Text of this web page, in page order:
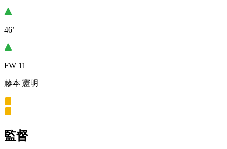
46’
FW 11
藤本 憲明
監督